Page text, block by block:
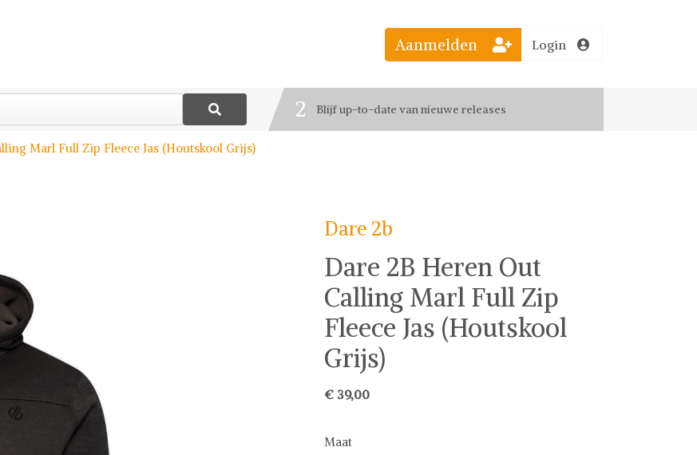
Bestel jouw favoriete looks
2 Blijf up-to-date van nieuwe releases
Aanmelden Login
Marl Full Zip Fleece Jas (Houtskool Grijs)
Dare 2b
Dare 2B Heren Out
Calling Marl Full Zip
Fleece Jas (Houtskool
Grijs)
€ 39,00
Maat